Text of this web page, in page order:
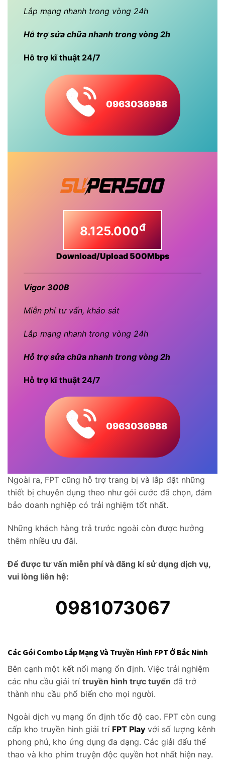
Lắp mạng nhanh trong vòng 24h
Hỗ trợ sửa chữa nhanh trong vòng 2h
Hỗ trợ kĩ thuật 24/7
0963036988
8.125.000đ
Download/Upload 500Mbps
Vigor 300B
Miễn phí tư vấn, khảo sát
Lắp mạng nhanh trong vòng 24h
Hỗ trợ sửa chữa nhanh trong vòng 2h
Hỗ trợ kĩ thuật 24/7
0963036988
Ngoài ra, FPT cũng hỗ trợ trang bị và lắp đặt những
thiết bị chuyên dụng theo như gói cước đã chọn, đảm
bảo doanh nghiệp có trải nghiệm tốt nhất.
Những khách hàng trả trước ngoài còn được hưởng
thêm nhiều ưu đãi.
Để được tư vấn miễn phí và đăng kí sử dụng dịch vụ,
vui lòng liên hệ:
0981073067
Các Gói Combo Lắp Mạng Và Truyền Hình FPT Ở Bắc Ninh
Bên cạnh một kết nối mạng ổn định. Việc trải nghiệm
các nhu cầu giải trí truyền hình trực tuyến đã trở
thành nhu cầu phổ biến cho mọi người.
Ngoài dịch vụ mạng ổn định tốc độ cao. FPT còn cung
cấp kho truyền hình giải trí FPT Play với số lượng kênh
phong phú, kho ứng dụng đa dạng. Các giải đấu thể
thao và kho phim truyện độc quyền hot nhất hiện nay.